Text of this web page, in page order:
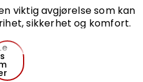
viktig avgjørelse som kan
sikkerhet og komfort.
Her går vi gjennom
hva du bør vurdere før du
deg.
s